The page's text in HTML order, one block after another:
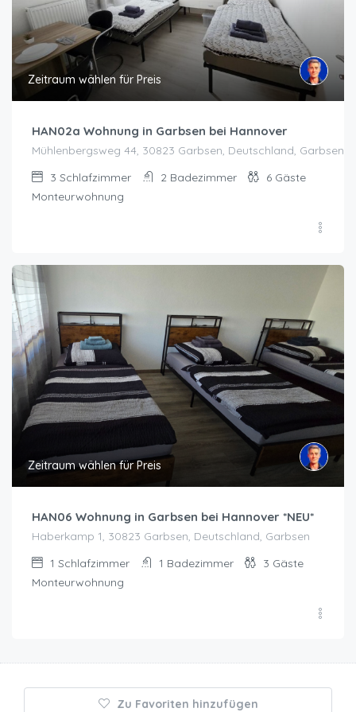
Zeitraum wählen für Preis
HAN02a Wohnung in Garbsen bei Hannover
Mühlenbergsweg 44, 30823 Garbsen, Deutschland, Garbsen
3 Schlafzimmer 2 Badezimmer 6 Gäste
Monteurwohnung
Zeitraum wählen für Preis
HAN06 Wohnung in Garbsen bei Hannover *NEU*
Haberkamp 1, 30823 Garbsen, Deutschland, Garbsen
1 Schlafzimmer 1 Badezimmer 3 Gäste
Monteurwohnung
Zu Favoriten hinzufügen